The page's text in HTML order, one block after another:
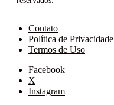
Contato
Política de Privacidade
Termos de Uso
Facebook
X
Instagram